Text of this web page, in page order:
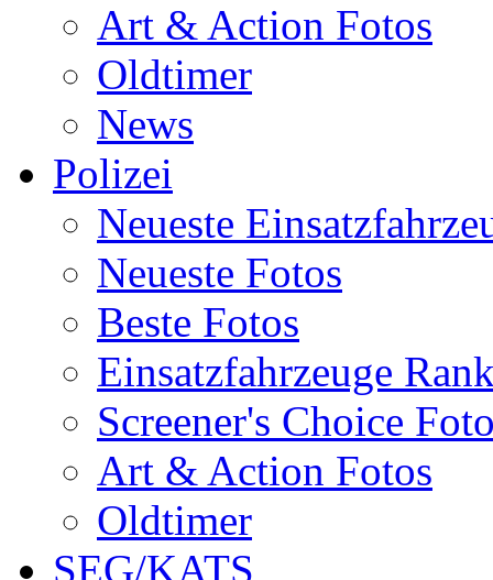
Art & Action Fotos
Oldtimer
News
Polizei
Neueste
Neueste Fotos
Beste Fotos
Einsatzfahrzeuge
Screener's Choice
Art & Action Fotos
Oldtimer
SEG/KATS